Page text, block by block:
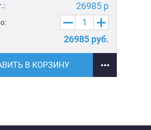
26985 р
26985 руб.
В КОРЗИНУ